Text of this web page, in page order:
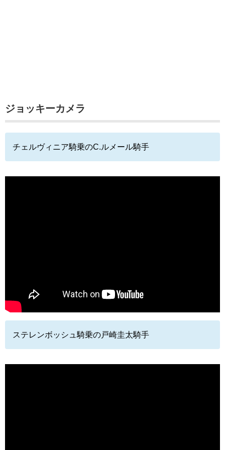
ジョッキーカメラ
チェルヴィニア騎乗のC.ルメール騎手
ステレンボッシュ騎乗の戸崎圭太騎手